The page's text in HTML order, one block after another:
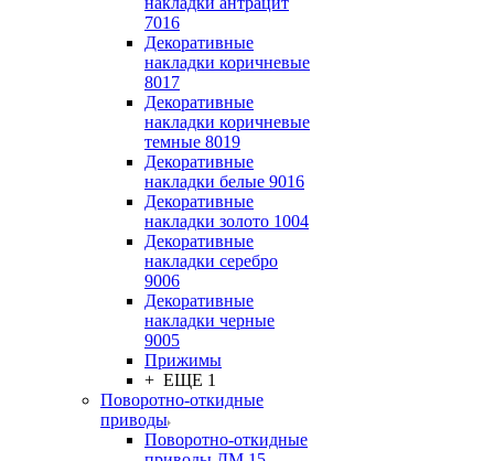
7016
Декоративные
накладки коричневые
8017
Декоративные
накладки коричневые
темные 8019
Декоративные
накладки белые 9016
Декоративные
накладки золото 1004
Декоративные
накладки серебро
9006
Декоративные
накладки черные
9005
Прижимы
+ ЕЩЕ 1
Поворотно-откидные
приводы
Поворотно-откидные